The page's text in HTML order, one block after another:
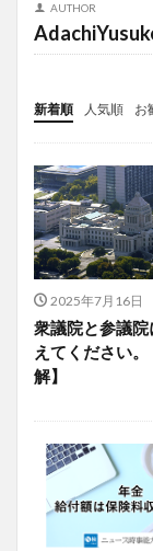
AUTHOR
新着順 人気順
お
2025年7月16日
衆議院と参議
えてください
解】